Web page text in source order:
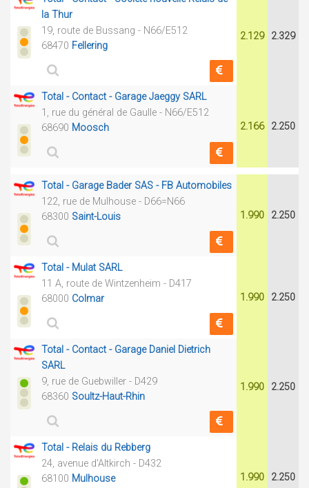
la Thur
19, route de Bussang - N66/E512
68470 Fellering
2.129 2.329
Total - Contact - Garage Jaeggy SARL
1, rue du général de Gaulle - N66/E512
68690 Moosch 2.166 2.250
Total - Garage Bader SAS - FB Automobiles
122, rue de Mulhouse - D66=N66
68300 Saint-Louis 1.990 2.250
Total - Mulat SARL
11 A, route de Wintzenheim - D417
68000 Colmar 1.990 2.250
Total - Contact - Garage Daniel Dietrich
SARL
9, rue de Guebwiller - D429
68360 Soultz-Haut-Rhin
1.990 2.250
Total - Relais du Rebberg
24, avenue d'Altkirch - D432
68100 Mulhouse 1.990 2.250